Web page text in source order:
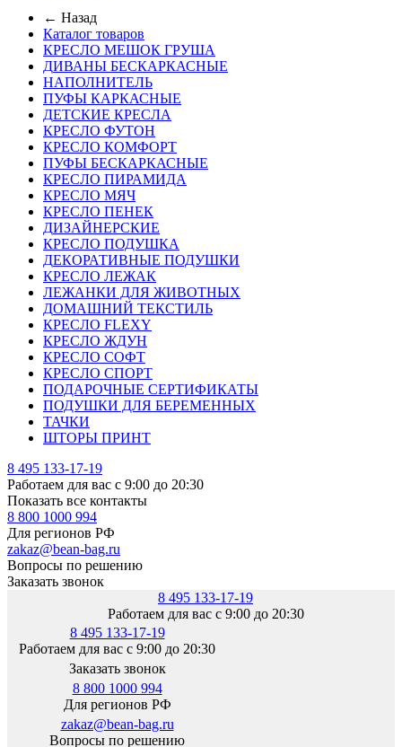
← Назад
Каталог товаров
КРЕСЛО МЕШОК ГРУША
ДИВАНЫ БЕСКАРКАСНЫЕ
НАПОЛНИТЕЛЬ
ПУФЫ КАРКАСНЫЕ
ДЕТСКИЕ КРЕСЛА
КРЕСЛО ФУТОН
КРЕСЛО КОМФОРТ
ПУФЫ БЕСКАРКАСНЫЕ
КРЕСЛО ПИРАМИДА
КРЕСЛО МЯЧ
КРЕСЛО ПЕНЕК
ДИЗАЙНЕРСКИЕ
КРЕСЛО ПОДУШКА
ДЕКОРАТИВНЫЕ ПОДУШКИ
КРЕСЛО ЛЕЖАК
ЛЕЖАНКИ ДЛЯ ЖИВОТНЫХ
ДОМАШНИЙ ТЕКСТИЛЬ
КРЕСЛО FLEXY
КРЕСЛО ЖДУН
КРЕСЛО СОФТ
КРЕСЛО СПОРТ
ПОДАРОЧНЫЕ СЕРТИФИКАТЫ
ПОДУШКИ ДЛЯ БЕРЕМЕННЫХ
ТАЧКИ
ШТОРЫ ПРИНТ
8 495 133-17-19
Работаем для вас с 9:00 до 20:30
Показать все контакты
8 800 1000 994
Для регионов РФ
zakaz@bean-bag.ru
Вопросы по решению
Заказать звонок
8 495 133-17-19
Работаем для вас с 9:00 до 20:30
8 495 133-17-19
Работаем для вас с 9:00 до 20:30
Заказать звонок
8 800 1000 994
Для регионов РФ
zakaz@bean-bag.ru
Вопросы по решению